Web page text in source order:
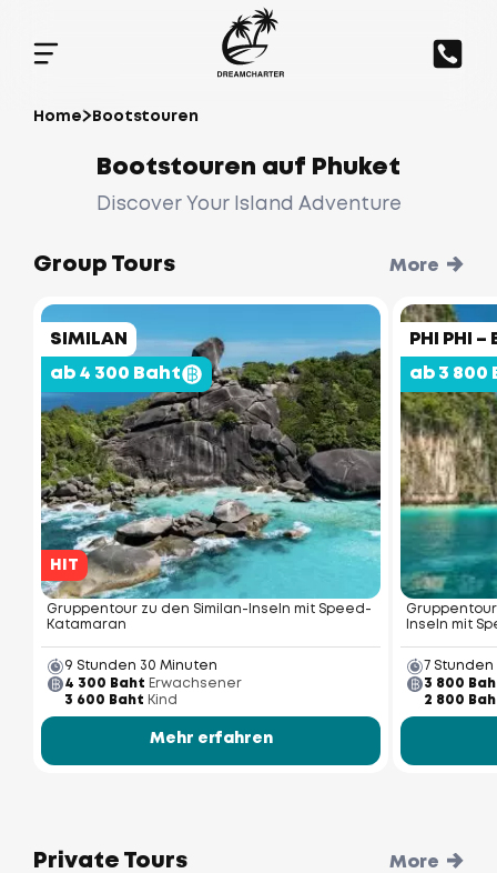
Home Bootstouren
Bootstouren auf Phuket
Discover Your Island Adventure
Group Tours More
SIMILAN
ab 4 300 Baht
HIT
Gruppentour zu den Similan-Inseln mit Speed-
Katamaran
9 Stunden 30 Minuten
4 300 Baht Erwachsener
3 600 Baht Kind
Mehr erfahren
PHI PHI
ab 3 800
Inseln mit
7
3 800
2 800
Private Tours More